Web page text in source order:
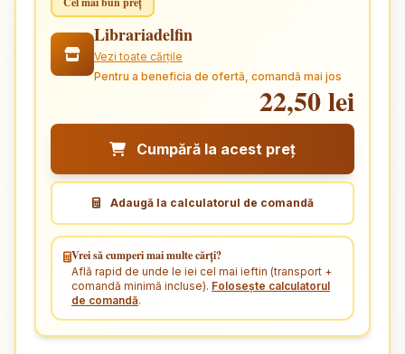
Librariadelfin
Vezi toate cărțile
Pentru a beneficia de ofertă, comandă mai jos
22,50 lei
Cumpără la acest preț
Adaugă la calculatorul de comandă
Vrei să cumperi mai multe cărți?
Află rapid de unde le iei cel mai ieftin (transport +
comandă minimă incluse). Folosește calculatorul
de comandă.